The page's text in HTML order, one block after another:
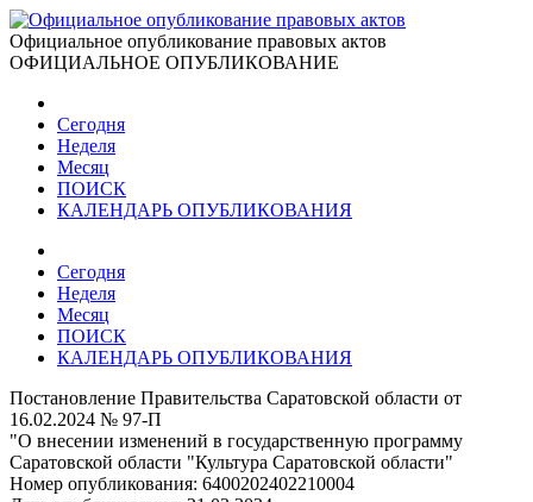
Официальное опубликование правовых актов
ОФИЦИАЛЬНОЕ ОПУБЛИКОВАНИЕ
Сегодня
Неделя
Месяц
ПОИСК
КАЛЕНДАРЬ ОПУБЛИКОВАНИЯ
Сегодня
Неделя
Месяц
ПОИСК
КАЛЕНДАРЬ ОПУБЛИКОВАНИЯ
Постановление Правительства Саратовской области от
16.02.2024 № 97-П
"О внесении изменений в государственную программу
Саратовской области "Культура Саратовской области"
Номер опубликования: 6400202402210004